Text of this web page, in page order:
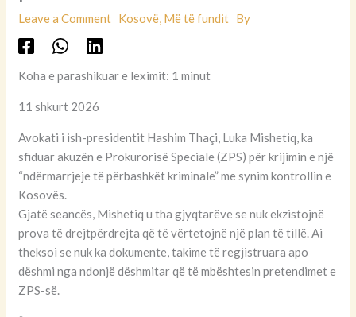
Leave a Comment Kosovë, Më të fundit By
Koha e parashikuar e leximit: 1 minut
11 shkurt 2026
Avokati i ish-presidentit Hashim Thaçi, Luka Mishetiq, ka
sfiduar akuzën e Prokurorisë Speciale (ZPS) për krijimin e një
“ndërmarrjeje të përbashkët kriminale” me synim kontrollin e
Kosovës.
Gjatë seancës, Mishetiq u tha gjyqtarëve se nuk ekzistojnë
prova të drejtpërdrejta që të vërtetojnë një plan të tillë. Ai
theksoi se nuk ka dokumente, takime të regjistruara apo
dëshmi nga ndonjë dëshmitar që të mbështesin pretendimet e
ZPS-së.